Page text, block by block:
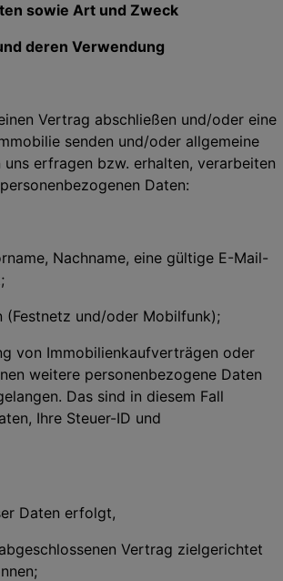
sowie Art und Zweck
deren Verwendung
Vertrag abschließen und/oder eine
senden und/oder allgemeine
erfragen bzw. erhalten, verarbeiten
Daten:
Nachname, eine gültige E-Mail-
(Festnetz und/oder Mobilfunk);
von Immobilienkaufverträgen oder
weitere personenbezogene Daten
Das sind in diesem Fall
Ihre Steuer-ID und
Daten erfolgt,
Vertrag zielgerichtet